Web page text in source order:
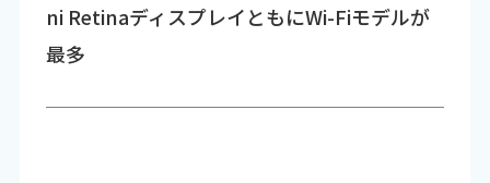
ni RetinaディスプレイともにWi-Fiモデルが
最多